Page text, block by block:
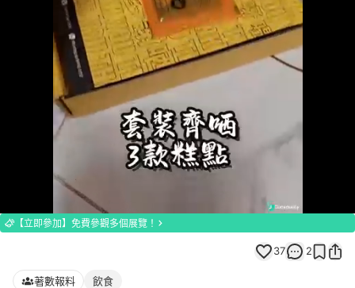
100.00%
【立即參加】免費參觀多個展覽！
37 2
著數報料 飲食